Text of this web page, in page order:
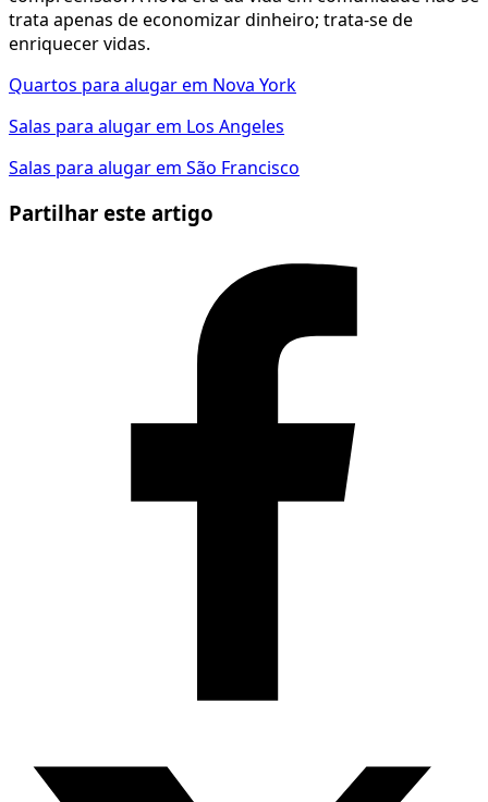
trata apenas de economizar dinheiro; trata-se de
enriquecer vidas.
Quartos para alugar em Nova York
Salas para alugar em Los Angeles
Salas para alugar em São Francisco
Partilhar este artigo